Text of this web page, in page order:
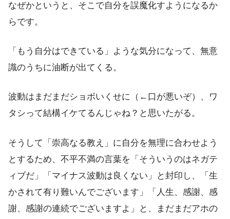
なぜかというと、そこで自分を誤魔化すようになるか
らです。
「もう自分はできている」ような気分になって、無意
識のうちに油断が出てくる。
波動はまだまだショボいくせに（←口が悪いぞ）、ワ
タシって結構イケてるんじゃね？と思いたがる。
そうして「崇高なる教え」に自分を無理に合わせよう
とするため、不平不満の言葉を「そういうのはネガテ
ィブだ」「マイナス波動は良くない」と封印し、「生
かされて有り難いんでございます」「人生、感謝、感
謝、感謝の連続でございますよ」と、まだまだアホの